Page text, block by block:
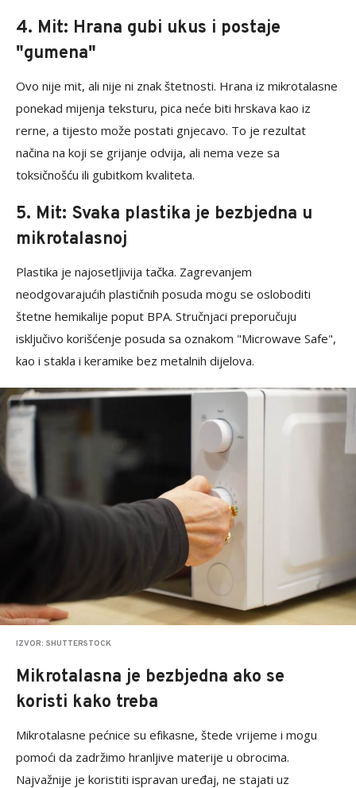
4. Mit: Hrana gubi ukus i postaje
"gumena"
Ovo nije mit, ali nije ni znak štetnosti. Hrana iz mikrotalasne
ponekad mijenja teksturu, pica neće biti hrskava kao iz
rerne, a tijesto može postati gnjecavo. To je rezultat
načina na koji se grijanje odvija, ali nema veze sa
toksičnošću ili gubitkom kvaliteta.
5. Mit: Svaka plastika je bezbjedna u
mikrotalasnoj
Plastika je najosetljivija tačka. Zagrevanjem
neodgovarajućih plastičnih posuda mogu se osloboditi
štetne hemikalije poput BPA. Stručnjaci preporučuju
isključivo korišćenje posuda sa oznakom "Microwave Safe",
kao i stakla i keramike bez metalnih dijelova.
IZVOR: SHUTTERSTOCK
Mikrotalasna je bezbjedna ako se
koristi kako treba
Mikrotalasne pećnice su efikasne, štede vrijeme i mogu
pomoći da zadržimo hranljive materije u obrocima.
Najvažnije je koristiti ispravan uređaj, ne stajati uz